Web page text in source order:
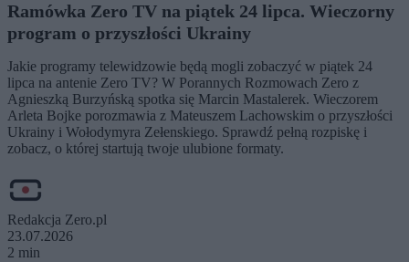
Ramówka Zero TV na piątek 24 lipca. Wieczorny
program o przyszłości Ukrainy
Jakie programy telewidzowie będą mogli zobaczyć w piątek 24
lipca na antenie Zero TV? W Porannych Rozmowach Zero z
Agnieszką Burzyńską spotka się Marcin Mastalerek. Wieczorem
Arleta Bojke porozmawia z Mateuszem Lachowskim o przyszłości
Ukrainy i Wołodymyra Zełenskiego. Sprawdź pełną rozpiskę i
zobacz, o której startują twoje ulubione formaty.
Redakcja Zero.pl
23.07.2026
2 min